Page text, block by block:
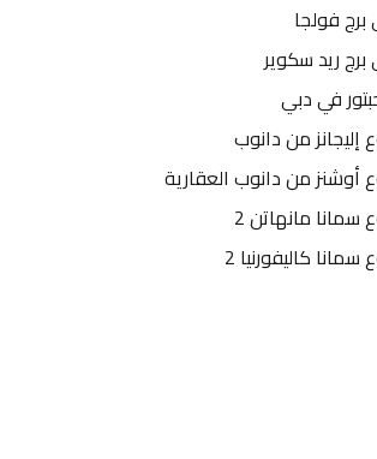
فولجا
ريد سكوير
في دبي
من دانوب
أوشنز من دانوب العقارية
مانهاتن 2
كاليفورنيا 2